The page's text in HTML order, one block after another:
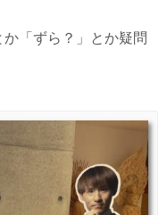
「ずら？」とか疑問